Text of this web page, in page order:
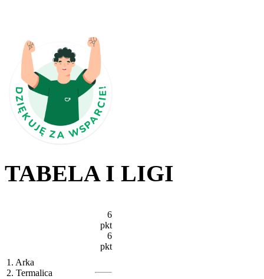
TABELA I LIGI
1. Arka
2. Termalica
6
pkt
6
pkt